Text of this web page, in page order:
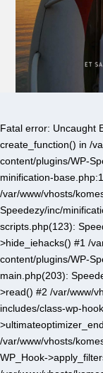
Fatal error: Uncaught
create_function() in /
content/plugins/WP-
minification-
/var/www/vhosts/
Speedezy/inc/
scripts.php(123):
>hide_iehacks() #1 /
content/plugins/WP-
main.php(203):
>read() #2 /var/www/
includes/class-wp-
/var/www/vhosts/
WP_Hook-